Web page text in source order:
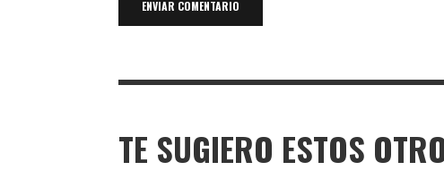
TE SUGIERO ESTOS